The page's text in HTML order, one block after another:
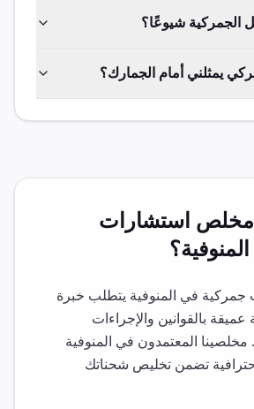
الجمركية شيوعًا؟
يمثلني أمام الجمارك؟
مخلص استشارات
المنوفية؟
جمركية في المنوفية يتطلب خبرة
بالقوانين والإجراءات
مخلصينا المعتمدون في المنوفية
تضمن تخليص شحناتك